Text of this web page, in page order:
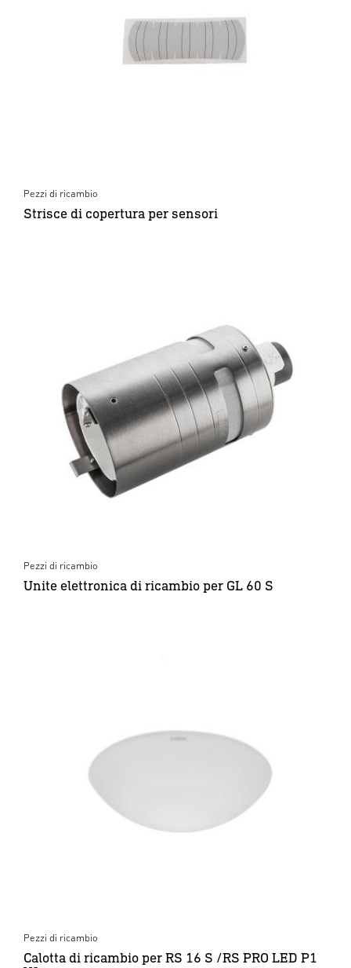
Pezzi di ricambio
Strisce di copertura per sensori
Pezzi di ricambio
Unite elettronica di ricambio per GL 60 S
Pezzi di ricambio
Calotta di ricambio per RS 16 S /RS PRO LED P1